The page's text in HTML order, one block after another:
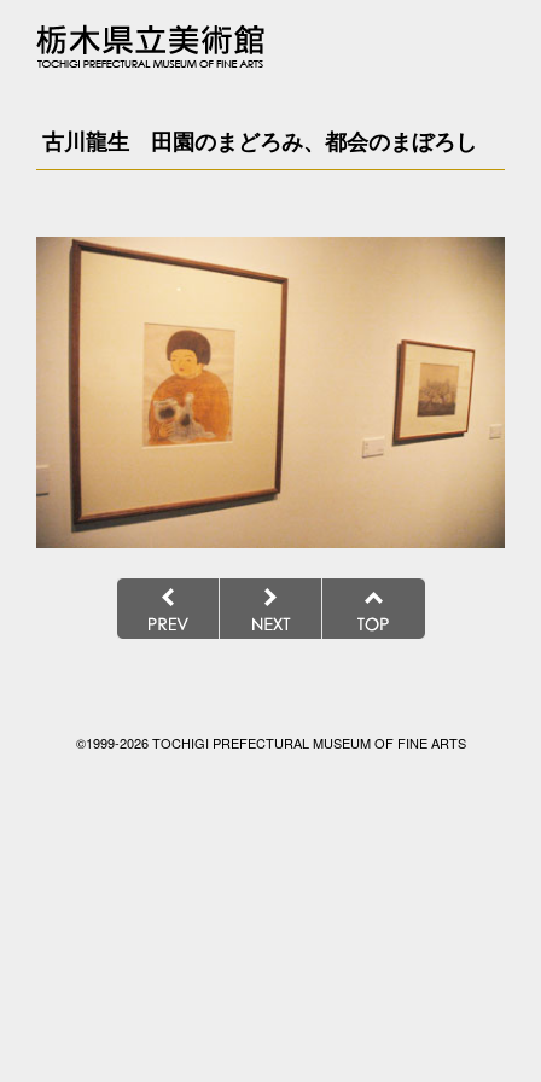
古川龍生 田園のまどろみ、都会のまぼろし
©1999-2026 TOCHIGI PREFECTURAL MUSEUM OF FINE ARTS